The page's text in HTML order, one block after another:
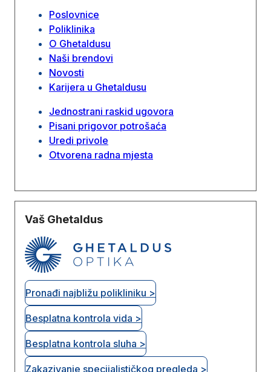
Poslovnice
Poliklinika
O Ghetaldusu
Naši brendovi
Novosti
Karijera u Ghetaldusu
Jednostrani raskid ugovora
Pisani prigovor potrošaća
Uredi privole
Otvorena radna mjesta
Vaš Ghetaldus
Pronađi najbližu polikliniku >
Besplatna kontrola vida >
Besplatna kontrola sluha >
Zakazivanje specijalističkog pregleda >